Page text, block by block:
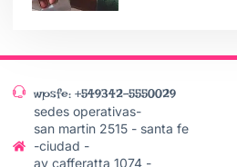
wpsfe: +549342-5550029
sedes operativas-
san martin 2515 - santa fe
-ciudad -
av cafferatta 1074 -